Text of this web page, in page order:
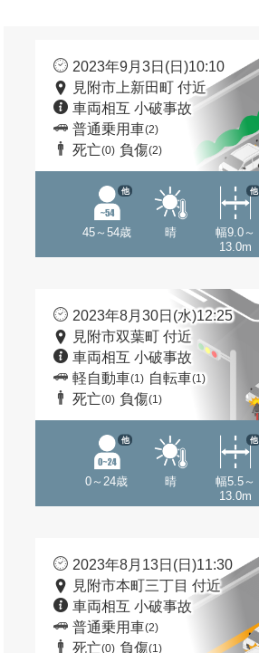
2023年9月3日(日)10:10
見附市上新田町 付近
車両相互 小破事故
普通乗用車(2)
死亡(0) 負傷(2)
45～54歳
他
晴
幅9.0～
13.0m
他
2023年8月30日(水)12:25
見附市双葉町 付近
車両相互 小破事故
軽自動車(1) 自転車(1)
死亡(0) 負傷(1)
0～24歳
他
晴
幅5.5～
13.0m
他
2023年8月13日(日)11:30
見附市本町三丁目 付近
車両相互 小破事故
普通乗用車(2)
死亡(0) 負傷(1)